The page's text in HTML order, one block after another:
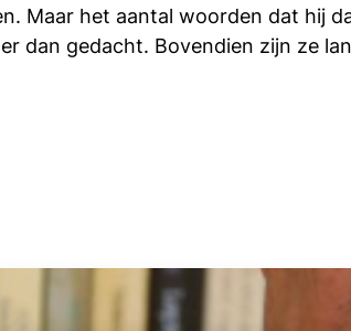
Maar het aantal woorden dat hij
dan gedacht. Bovendien zijn ze
Nicoline van der Sijs.